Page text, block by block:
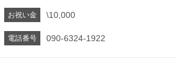
お祝い金 \10,000
電話番号 090-6324-1922